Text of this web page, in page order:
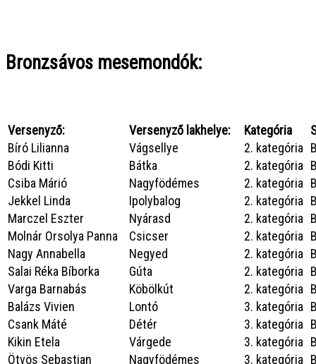
Bronzsávos mesemondók:
Versenyző: Versenyző lakhelye: Kategória
Bíró Lilianna
Vágsellye 2. kategória
Bódi Kitti
Bátka 2. kategória
Csiba Márió
Nagyfödémes 2. kategória
Jekkel Linda
Ipolybalog 2. kategória
Marczel Eszter
Nyárasd 2. kategória
Molnár Orsolya Panna
Csicser 2. kategória
Nagy Annabella
Negyed 2. kategória
Salai Réka Bíborka
Gúta 2. kategória
Varga Barnabás
Köbölkút 2. kategória
Balázs Vivien
Lontó 3. kategória
Csank Máté
Détér 3. kategória
Kikin Etela
Várgede 3. kategória
Ötvös Sebastian
Nagyfödémes 3. kategória